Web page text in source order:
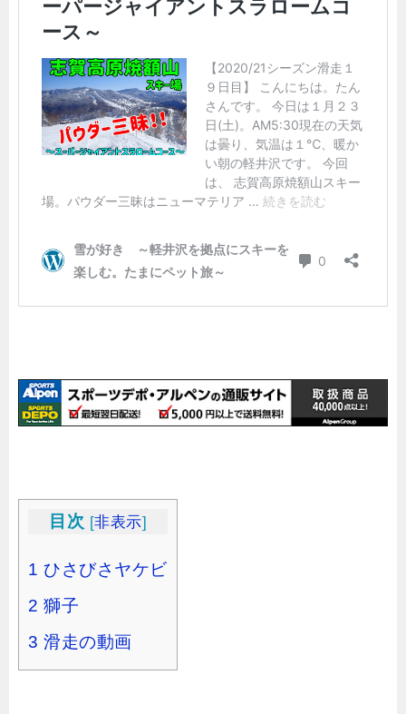
目次 [非表示]
1 ひさびさヤケビ
2 獅子
3 滑走の動画